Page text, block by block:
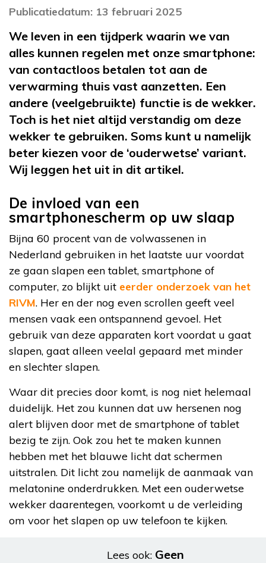
Publicatiedatum: 13 februari 2025
We leven in een tijdperk waarin we van
alles kunnen regelen met onze smartphone:
van contactloos betalen tot aan de
verwarming thuis vast aanzetten. Een
andere (veelgebruikte) functie is de wekker.
Toch is het niet altijd verstandig om deze
wekker te gebruiken. Soms kunt u namelijk
beter kiezen voor de ‘ouderwetse’ variant.
Wij leggen het uit in dit artikel.
De invloed van een
smartphonescherm op uw slaap
Bijna 60 procent van de volwassenen in
Nederland gebruiken in het laatste uur voordat
ze gaan slapen een tablet, smartphone of
computer, zo blijkt uit eerder onderzoek van het
RIVM. Her en der nog even scrollen geeft veel
mensen vaak een ontspannend gevoel. Het
gebruik van deze apparaten kort voordat u gaat
slapen, gaat alleen veelal gepaard met minder
en slechter slapen.
Waar dit precies door komt, is nog niet helemaal
duidelijk. Het zou kunnen dat uw hersenen nog
alert blijven door met de smartphone of tablet
bezig te zijn. Ook zou het te maken kunnen
hebben met het blauwe licht dat schermen
uitstralen. Dit licht zou namelijk de aanmaak van
melatonine onderdrukken. Met een ouderwetse
wekker daarentegen, voorkomt u de verleiding
om voor het slapen op uw telefoon te kijken.
Lees ook: Geen